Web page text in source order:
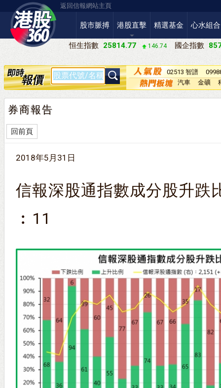
返回信報網站主頁
股市脈搏 港股直擊 精選基金 心水組合
恒生指數 25814.77 146.74 國企指數
02513 智譜
－Ｗ
汽車 金礦
券商報告
回前頁
2018年5月31日
信報深股通指數成分股升跌
︰11